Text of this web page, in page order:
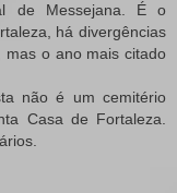
de Messejana. É o
há divergências
mas o ano mais citado
não é um cemitério
Casa de Fortaleza.